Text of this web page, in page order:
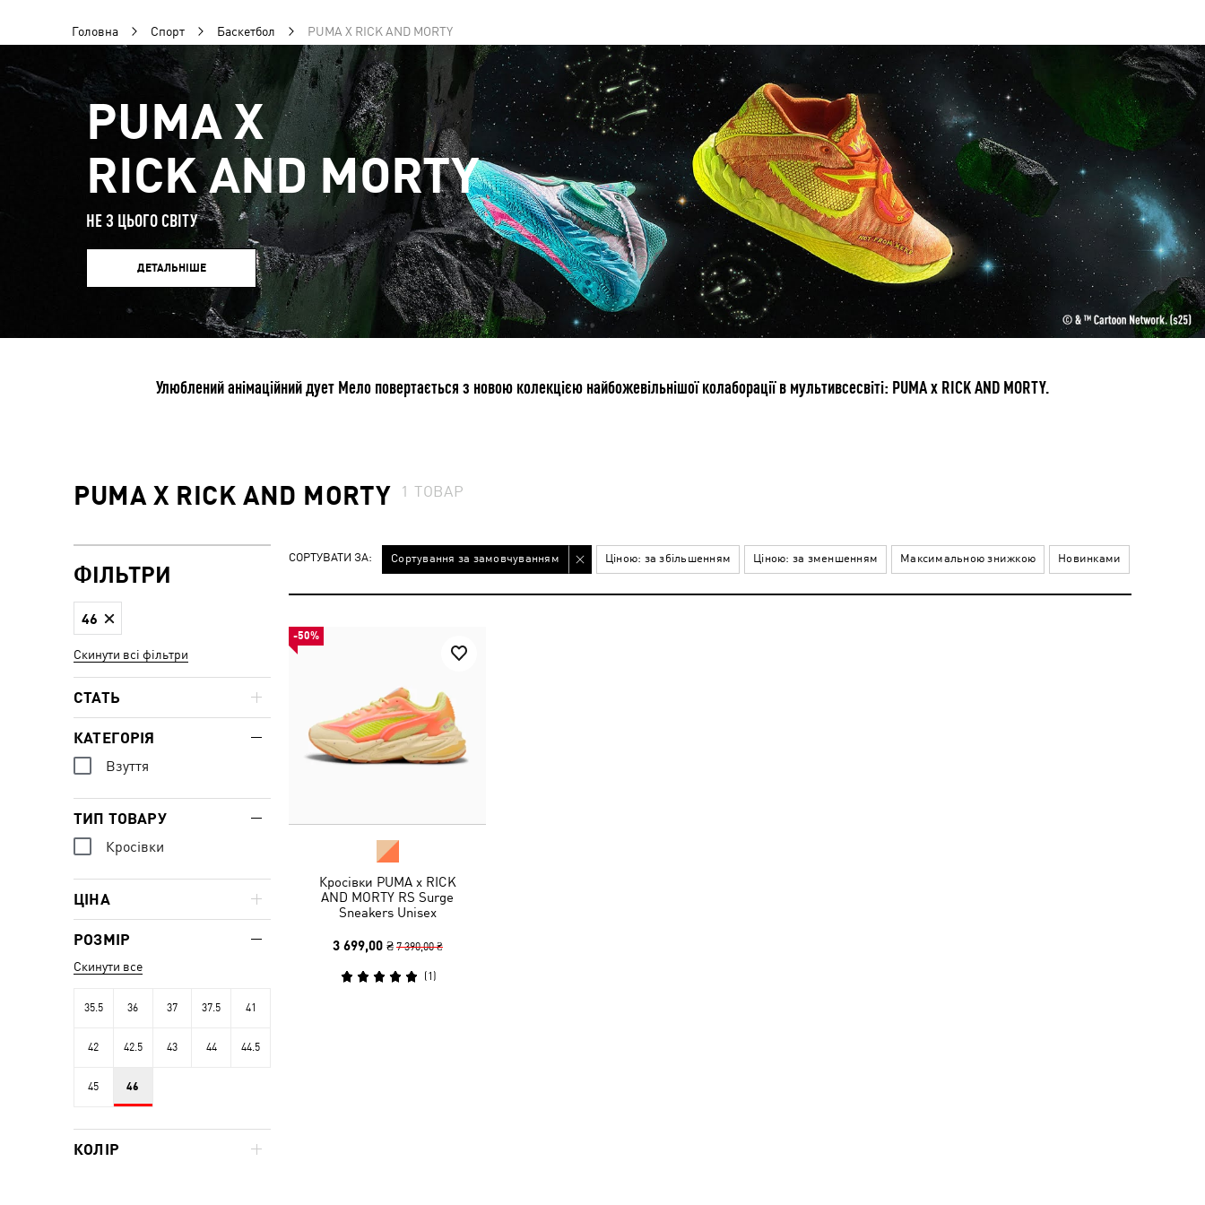
Головна Спорт Баскетбол PUMA X RICK AND MORTY
PUMA Х
RICK AND MORTY
НЕ З ЦЬОГО СВІТУ
ДЕТАЛЬНІШЕ
Улюблений анімаційний дует Мело повертається з новою колекцією найбожевільнішої колаборації в мультивсесвіті: PUMA x RICK AND MORTY.
PUMA X RICK AND MORTY 1 ТОВАР
СОРТУВАТИ ЗА: Сортування за замовчуванням Ціною: за збільшенням Ціною: за зменшенням Максимальною знижкою Новинками
-50%
Кросівки PUMA x RICK
AND MORTY RS Surge
Sneakers Unisex
3 699,00 ₴ 7 390,00 ₴
(1 )
ФІЛЬТРИ
46
Скинути всі фільтри
СТАТЬ
КАТЕГОРІЯ
Взуття
ТИП ТОВАРУ
Кросівки
ЦІНА
РОЗМІР
Скинути все
35.5 36 37 37.5 41
42 42.5 43 44 44.5
45 46
КОЛІР